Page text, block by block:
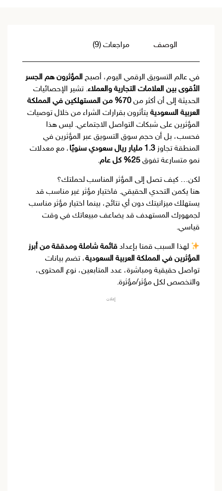
طريق
لحملتك
التسويقية
الوصف مراجعات (9)
في عالم التسويق الرقمي اليوم، أصبح المؤثرون هم الجسر
الأقوى بين العلامات التجارية والعملاء. تشير الإحصائيات
الحديثة إلى أن أكثر من
70% من المستهلكين في المملكة
العربية السعودية يتأثرون بقرارات الشراء من خلال توصيات
المؤثرين على شبكات التواصل الاجتماعي. ليس هذا
فحسب، بل أن حجم سوق التسويق عبر المؤثرين في
المنطقة تجاوز 1.3 مليار ريال سعودي سنويًا
، مع معدلات
نمو متسارعة تفوق 25% كل عام .
لكن… كيف تصل إلى المؤثر المناسب لحملتك؟
هنا يكمن التحدي الحقيقي. فاختيار مؤثر غير مناسب قد
يستهلك ميزانيتك دون أي نتائج، بينما اختيار مؤثر مناسب
لجمهورك المستهدف قد يضاعف مبيعاتك في وقت
قياسي.
لهذا السبب قمنا بإعدادقائمة شاملة ومدققة من أبرز
المؤثرين في المملكة العربية السعودية، تضم بيانات
تواصل حقيقية ومباشرة، عدد المتابعين، نوع المحتوى،
والتخصص لكل مؤثر/مؤثرة.
إعلان